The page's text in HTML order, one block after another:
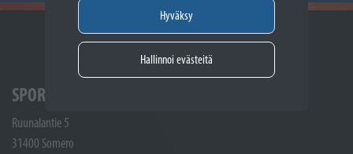
Hyväksy
Hallinnoi evästeitä
SPORTTIKONE SOMERO
Ruunalantie 5
31400 Somero